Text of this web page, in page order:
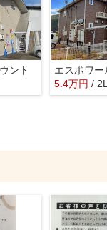
ント
5.4万円 /